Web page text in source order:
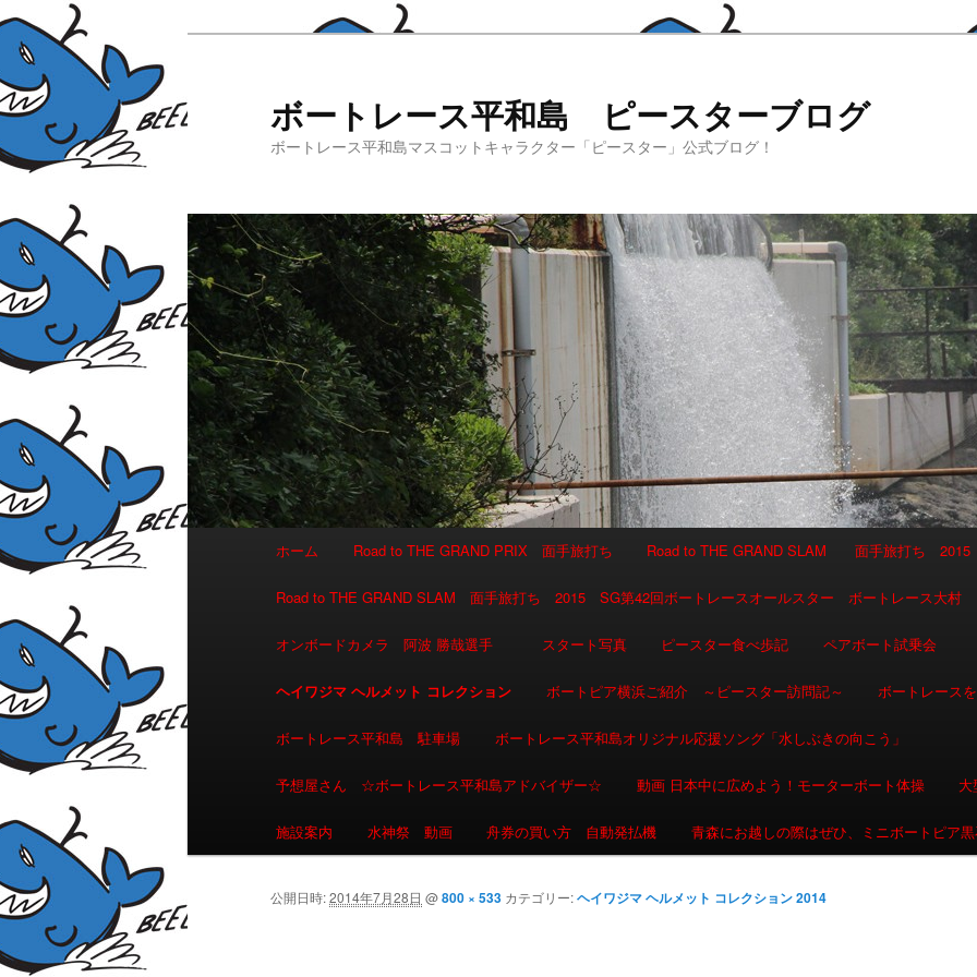
ボートレース平和島 ピースターブログ
ボートレース平和島マスコットキャラクター「ピースター」公式ブログ！
メインコンテンツへ移動
サブコンテンツへ移動
ホーム Road to THE GRAND PRIX 面手旅打ち Road to THE GRAND SLAM 面手旅打ち 2015
Road to THE GRAND SLAM 面手旅打ち 2015 SG第42回ボートレースオールスター ボートレース大村
オンボードカメラ 阿波 勝哉選手 スタート写真 ピースター食べ歩記 ペアボート試乗会
ヘイワジマ ヘルメット コレクション ボートピア横浜ご紹介 ～ピースター訪問記～ ボートレース
ボートレース平和島 駐車場 ボートレース平和島オリジナル応援ソング「水しぶきの向こう」
予想屋さん ☆ボートレース平和島アドバイザー☆ 動画 日本中に広めよう！モーターボート体操
施設案内 水神祭 動画 舟券の買い方 自動発払機 青森にお越しの際はぜひ、ミニボートピア
公開日時:2014年7月28日 @800 × 533 カテゴリー:ヘイワジマ ヘルメット コレクション 2014